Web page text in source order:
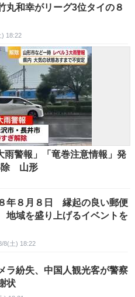
和幸がリーグ3位タイの８
) 18:22
雨警報」「竜巻注意情報」発
除 山形
年８月８日 縁起の良い郵便
域を盛り上げるイベントを
8(土) 18:22
ラ紛失、中国人観光客が警察
状